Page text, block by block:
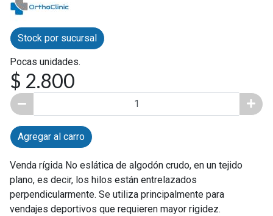
Stock por sucursal
Pocas unidades.
$ 2.800
Agregar al carro
Venda rígida No eslática de algodón crudo, en un tejido
plano, es decir, los hilos están entrelazados
perpendicularmente. Se utiliza principalmente para
vendajes deportivos que requieren mayor rigidez.